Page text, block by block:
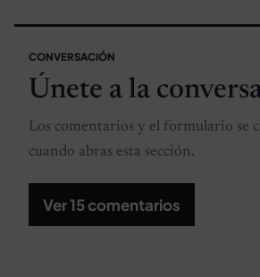
CONVERSACIÓN
Únete a la
Los comentarios y el formulario se
cuando abras esta sección.
Ver 15 comentarios